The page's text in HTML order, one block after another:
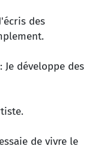
des
développe des
de vivre le